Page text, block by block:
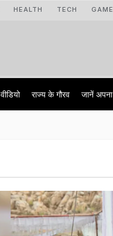
HEALTH TECH
वीडियो राज्‍य के गौरव जानें